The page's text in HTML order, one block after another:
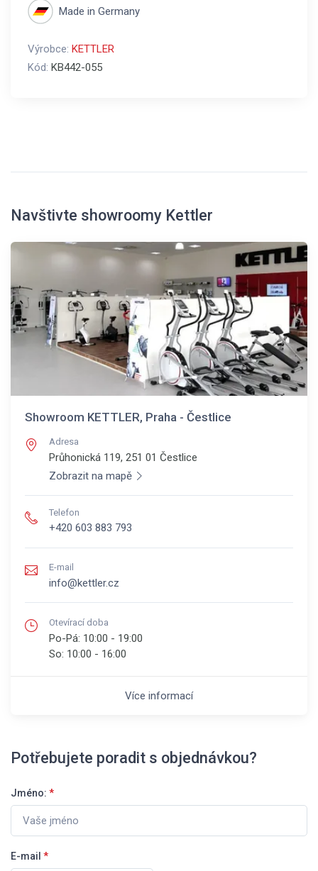
Made in Germany
Výrobce: KETTLER
Kód: KB442-055
Navštivte showroomy Kettler
Showroom KETTLER, Praha - Čestlice
Adresa
Průhonická 119, 251 01 Čestlice
Zobrazit na mapě
Telefon
+420 603 883 793
E-mail
info@kettler.cz
Otevírací doba
Po-Pá: 10:00 - 19:00
So: 10:00 - 16:00
Více informací
Potřebujete poradit s objednávkou?
Jméno: *
E-mail *